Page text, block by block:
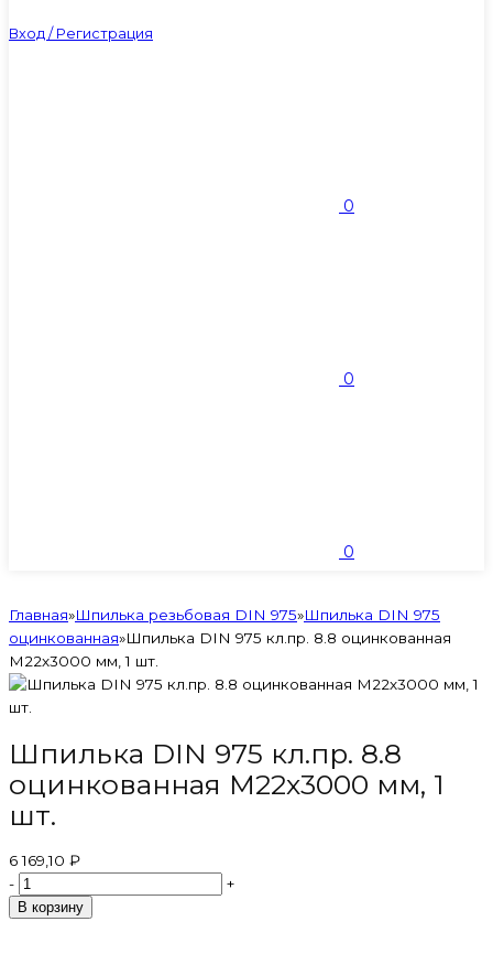
Вход / Регистрация
0
0
0
Главная»Шпилька резьбовая DIN 975»Шпилька DIN 975
оцинкованная»Шпилька DIN 975 кл.пр. 8.8 оцинкованная
M22х3000 мм, 1 шт.
Шпилька DIN 975 кл.пр. 8.8
оцинкованная M22х3000 мм, 1
шт.
6 169,10 ₽
-
+
В корзину